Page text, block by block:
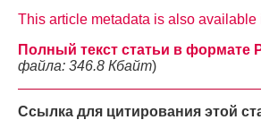
This article metadata is also available
Полный текст статьи в формате
файла: 346.8 Кбайт)
Ссылка для цитирования этой